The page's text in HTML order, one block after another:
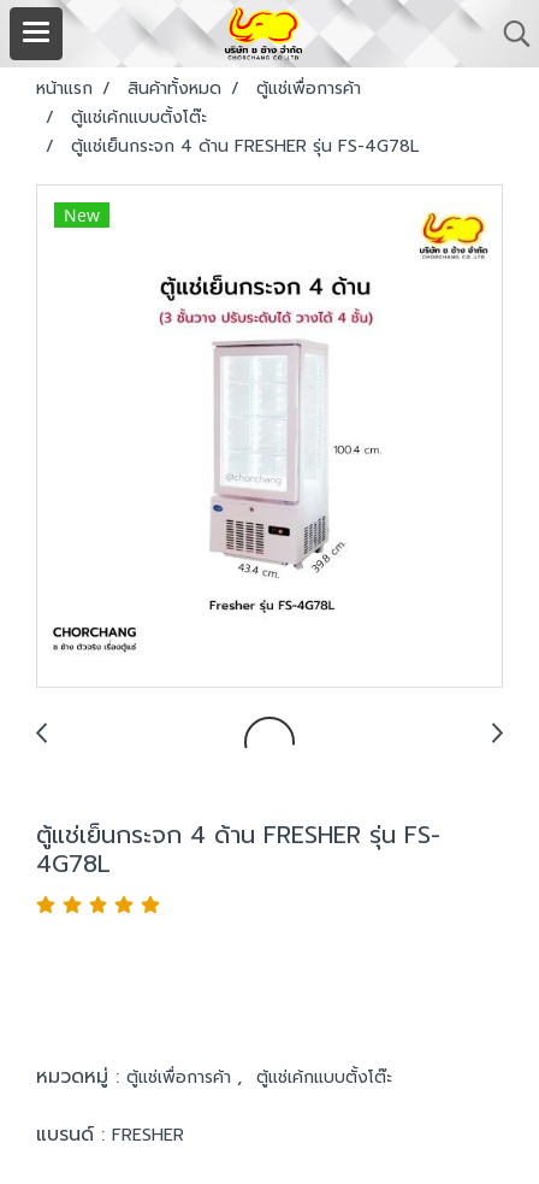
หน้าแรก สินค้าทั้งหมด
ตู้แช่เพื่อการค้า
ตู้แช่เค้กแบบตั้งโต๊ะ
ตู้แช่เย็นกระจก 4 ด้าน FRESHER รุ่น FS-4G78L
New
ตู้แช่เย็นกระจก 4 ด้าน FRESHER รุ่น FS-
4G78L
หมวดหมู่ : ตู้แช่เพื่อการค้า , ตู้แช่เค้กแบบตั้งโต๊ะ
แบรนด์ : FRESHER